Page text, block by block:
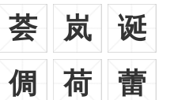
荟 岚
诞
倜 荷
蕾